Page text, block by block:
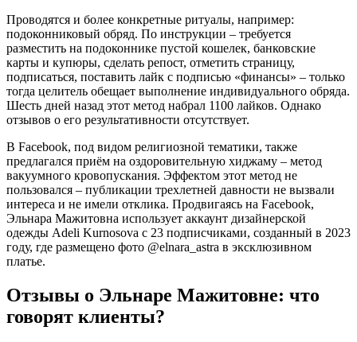
Проводятся и более конкретные ритуалы, например:
подоконниковый обряд. По инструкции – требуется
разместить на подоконнике пустой кошелек, банковские
карты и купюры, сделать репост, отметить страницу,
подписаться, поставить лайк с подписью «финансы» – только
тогда целитель обещает выполнение индивидуального обряда.
Шесть дней назад этот метод набрал 1100 лайков. Однако
отзывов о его результативности отсутствует.
В Facebook, под видом религиозной тематики, также
предлагался приём на оздоровительную хиджаму – метод
вакуумного кровопускания. Эффектом этот метод не
пользовался – публикации трехлетней давности не вызвали
интереса и не имели отклика. Продвигаясь на Facebook,
Эльнара Мажитовна использует аккаунт дизайнерской
одежды Adeli Kurnosova с 23 подписчиками, созданный в 2023
году, где размещено фото @elnara_astra в эксклюзивном
платье.
Отзывы о Эльнаре Мажитовне: что
говорят клиенты?